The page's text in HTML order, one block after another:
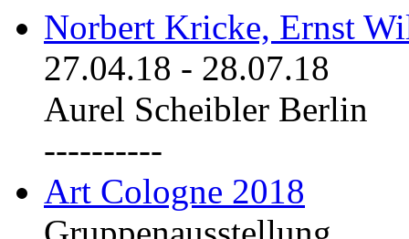
Norbert Kricke, Ernst
27.04.18 - 28.07.18
Aurel Scheibler Berlin
----------
Art Cologne 2018